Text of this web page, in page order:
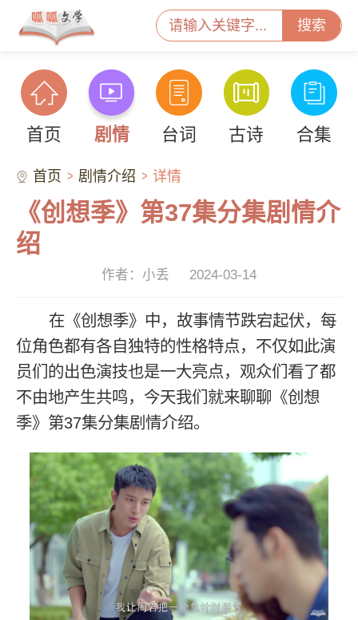
搜索
首页 剧情 台词 古诗 合集
首页 剧情介绍 详情
《创想季》第37集分集剧情介
绍
作者：小丢 2024-03-14
在《创想季》中，故事情节跌宕起伏，每
位角色都有各自独特的性格特点，不仅如此演
员们的出色演技也是一大亮点，观众们看了都
不由地产生共鸣，今天我们就来聊聊《创想
季》第37集分集剧情介绍。